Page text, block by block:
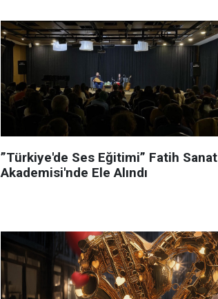
”Türkiye'de Ses Eğitimi” Fatih Sanat
Akademisi'nde Ele Alındı